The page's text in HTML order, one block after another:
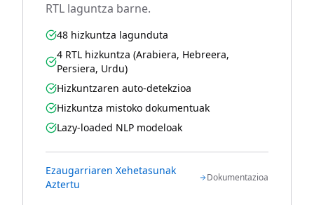
RTL laguntza barne.
48 hizkuntza lagunduta
4 RTL hizkuntza (Arabiera, Hebreera,
Persiera, Urdu)
Hizkuntzaren auto-detekzioa
Hizkuntza mistoko dokumentuak
Lazy-loaded NLP modeloak
Ezaugarriaren Xehetasunak
Aztertu
Dokumentazioa